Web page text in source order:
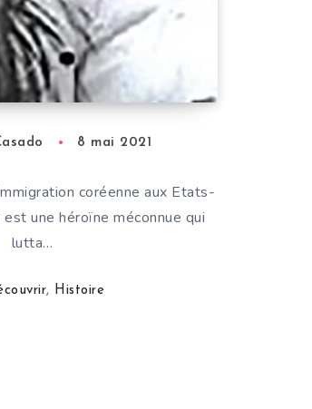
8 mai 2021
coréenne aux Etats-
une héroïne méconnue qui
lutta…
, Histoire